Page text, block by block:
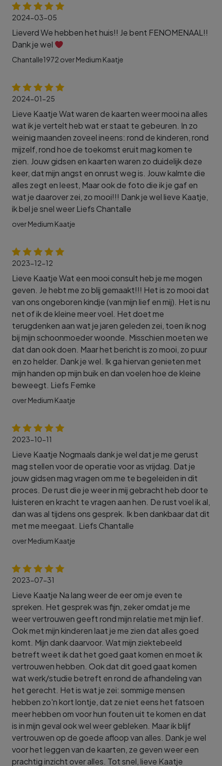
2024-03-05
Lieverd We hebben het huis!! Je bent FENOMENAAL!!
Dank je wel
Chantalle1972 over Medium Kaatje
2024-01-25
Lieve Kaatje Wat waren de kaarten weer mooi na alles
wat ik je vertelt heb wat er staat te gebeuren. In zo
weinig maanden zoveel ineens: rond de kinderen, rond
mijzelf, rond hoe de toekomst eruit mag komen te
zien. Jouw gidsen en kaarten waren zo duidelijk deze
keer, dat mijn angst en onrust weg is. Jouw kalmte die
alles zegt en leest, Maar ook de foto die ik je gaf en
wat je daarover zei, zo mooi!!! Dank je wel lieve Kaatje,
ik bel je snel weer Liefs Chantalle
over Medium Kaatje
2023-12-12
Lieve Kaatje Wat een mooi consult heb je me mogen
geven. Je hebt me zo blij gemaakt!!! Het is zo mooi dat
van ons ongeboren kindje (van mijn lief en mij). Het is nu
net of ik de kleine meer voel. Het doet me
terugdenken aan wat je jaren geleden zei, toen ik nog
bij mijn schoonmoeder woonde. Misschien moeten we
dat dan ook doen. Maar het bericht is zo mooi, zo puur
en zo helder. Dank je wel. Ik ga hiervan genieten met
mijn handen op mijn buik en dan voelen hoe de kleine
beweegt. Liefs Femke
over Medium Kaatje
2023-10-11
Lieve Kaatje Nogmaals dank je wel dat je me gerust
mag stellen voor de operatie voor as vrijdag. Dat je
jouw gidsen mag vragen om me te begeleiden in dit
proces. De rust die je weer in mij gebracht heb door te
luisteren en kracht te vragen aan hen. De rust voel ik al,
dan was al tijdens ons gesprek. Ik ben dankbaar dat dit
met me meegaat. Liefs Chantalle
over Medium Kaatje
2023-07-31
Lieve Kaatje Na lang weer de eer om je even te
spreken. Het gesprek was fijn, zeker omdat je me
weer vertrouwen geeft rond mijn relatie met mijn lief.
Ook met mijn kinderen laat je me zien dat alles goed
komt. Mijn dank daarvoor. Wat mijn ziektebeeld
betreft weet ik dat het goed gaat komen en moet ik
vertrouwen hebben. Ook dat dit goed gaat komen
wat werk/studie betreft en rond de afhandeling van
het gerecht. Het is wat je zei: sommige mensen
hebben zo'n kort lontje, dat ze niet eens het fatsoen
meer hebben om voor hun fouten uit te komen en dat
is in mijn geval ook wel weer gebleken. Maar ik blijf
vertrouwen op de goede afloop van alles. Dank je wel
voor het leggen van de kaarten, ze geven weer een
prachtig inzicht over alles. Tot snel, lieve Kaatje